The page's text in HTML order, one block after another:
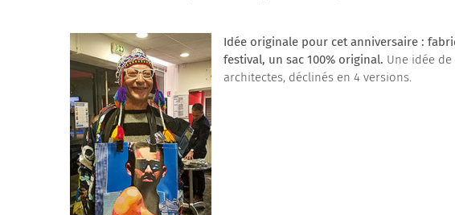
Idée originale pour cet anniversaire :
festival, un sac 100% original. Une idée
architectes, déclinés en 4 versions.